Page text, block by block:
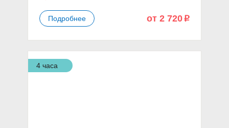
Подробнее от 2 720 p
4 часа